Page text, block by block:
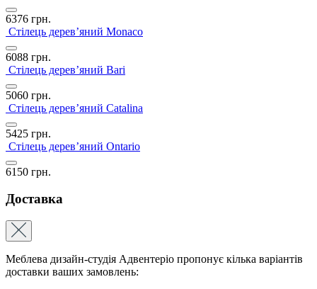
6376 грн.
Стілець дерев’яний Monaco
6088 грн.
Стілець дерев’яний Bari
5060 грн.
Стілець дерев’яний Catalina
5425 грн.
Стілець дерев’яний Ontario
6150 грн.
Доставка
Меблева дизайн-студія Адвентеріо пропонує кілька варіантів
доставки ваших замовлень: